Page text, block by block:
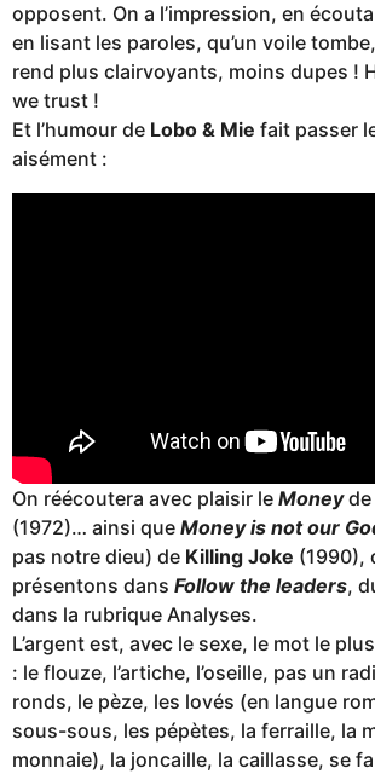
opposent. On a l’impression, en
en lisant les paroles, qu’un voile
rend plus clairvoyants, moins dupes !
we trust !
Et l’humour de Lobo & Mie fait passer
aisément :
On réécoutera avec plaisir le Moneyde
(1972)… ainsi que Money is not our
pas notre dieu) de Killing Joke (1990),
présentons dans Follow the leaders,
dans la rubrique Analyses.
L’argent est, avec le sexe, le mot le
: le flouze, l’artiche, l’oseille, pas un
ronds, le pèze, les lovés (en langue
sous-sous, les pépètes, la ferraille, la
monnaie), la joncaille, la caillasse, se